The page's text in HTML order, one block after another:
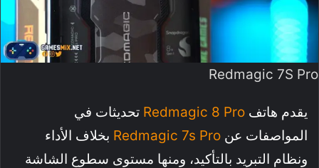
Redmagic 7S Pro
يقدم هاتف Redmagic 8 Pro تحديثات في
المواصفات عن Redmagic 7s Pro بخلاف الأداء
ونظام التبريد بالتأكيد، ومنها مستوى سطوع الشاشة